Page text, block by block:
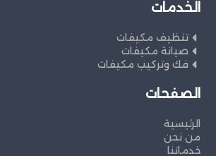
الخدمات
تنظيف مكيفات
صيانة مكيفات
فك وتركيب مكيفات
الصفحات
الرئيسية
من نحن
خدماتنا